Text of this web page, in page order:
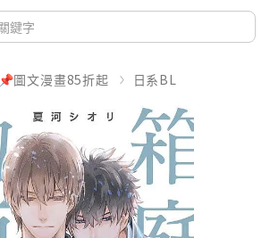
📌圖文漫畫85折起 日系BL